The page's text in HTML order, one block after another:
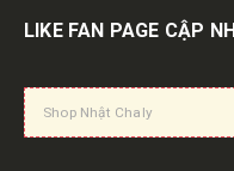
LIKE FAN PAGE CẬP
Shop Nhật Chaly